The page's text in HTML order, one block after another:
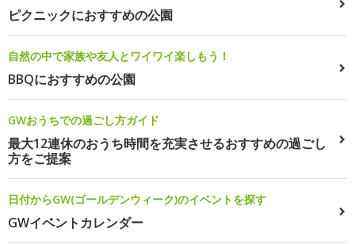
ピクニックにおすすめの公園
自然の中で家族や友人とワイワイ楽しもう！
BBQにおすすめの公園
GWおうちでの過ごし方ガイド
最大12連休のおうち時間を充実させるおすすめの過ごし
方をご提案
日付からGW(ゴールデンウィーク)のイベントを探す
GWイベントカレンダー